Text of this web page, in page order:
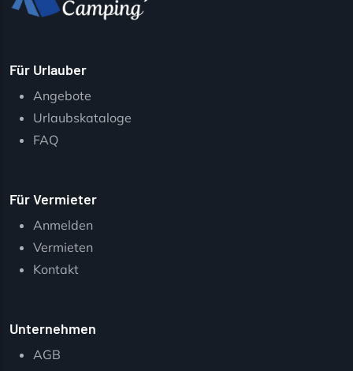
Für Urlauber
Angebote
Urlaubskataloge
FAQ
Für Vermieter
Anmelden
Vermieten
Kontakt
Unternehmen
AGB